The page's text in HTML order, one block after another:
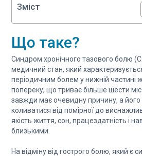
Зміст
Що таке?
Синдром хронічного тазового болю
медичний стан, який
періодичним болем у нижній частині
попереку, що триває більше шести
завжди має очевидну причину, а його
коливатися від помірної до
якість життя, сон, працездатність і
близькими.
На відміну від гострого болю, який є